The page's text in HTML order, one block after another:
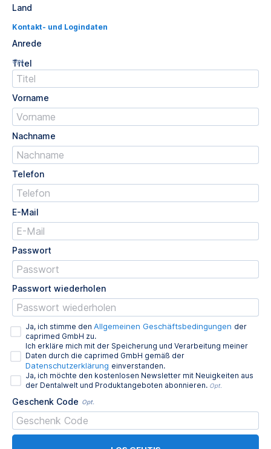
Land
Kontakt- und Logindaten
Anrede
Titel
Opt.
Vorname
Nachname
Telefon
E-Mail
Passwort
Passwort wiederholen
Ja, ich stimme den Allgemeinen Geschäftsbedingungen der
caprimed GmbH zu.
Ich erkläre mich mit der Speicherung und Verarbeitung meiner
Daten durch die caprimed GmbH gemäß der
Datenschutzerklärung einverstanden.
Ja, ich möchte den kostenlosen Newsletter mit Neuigkeiten aus
der Dentalwelt und Produktangeboten abonnieren. Opt.
Geschenk Code Opt.